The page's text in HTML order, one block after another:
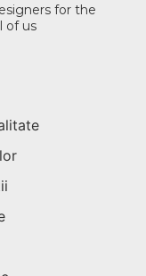
for the
of us